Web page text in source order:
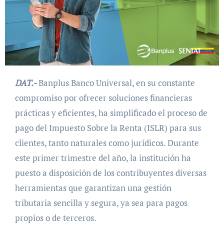
DAT.-Banplus Banco Universal, en su constante
compromiso por ofrecer soluciones financieras
prácticas y eficientes, ha simplificado el proceso de
pago del Impuesto Sobre la Renta (ISLR) para sus
clientes, tanto naturales como jurídicos. Durante
este primer trimestre del año, la institución ha
puesto a disposición de los contribuyentes diversas
herramientas que garantizan una gestión
tributaria sencilla y segura, ya sea para pagos
propios o de terceros.